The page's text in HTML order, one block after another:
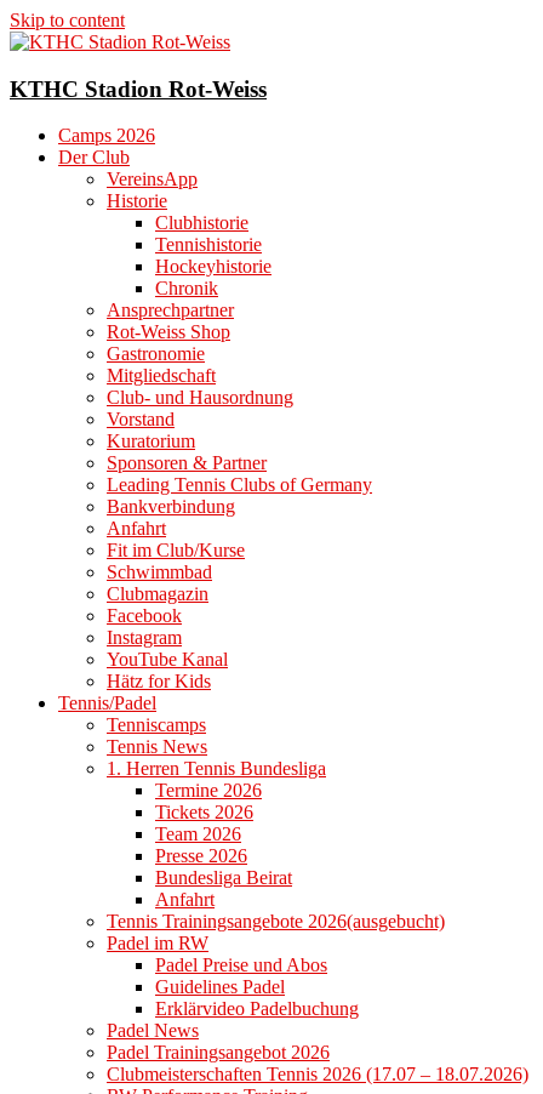
Skip to content
KTHC Stadion Rot-Weiss
Camps 2026
Der Club
VereinsApp
Historie
Clubhistorie
Tennishistorie
Hockeyhistorie
Chronik
Ansprechpartner
Rot-Weiss Shop
Gastronomie
Mitgliedschaft
Club- und Hausordnung
Vorstand
Kuratorium
Sponsoren & Partner
Leading Tennis Clubs of Germany
Bankverbindung
Anfahrt
Fit im Club/Kurse
Schwimmbad
Clubmagazin
Facebook
Instagram
YouTube Kanal
Hätz for Kids
Tennis/Padel
Tenniscamps
Tennis News
1. Herren Tennis Bundesliga
Termine 2026
Tickets 2026
Team 2026
Presse 2026
Bundesliga Beirat
Anfahrt
Tennis Trainingsangebote 2026(ausgebucht)
Padel im RW
Padel Preise und Abos
Guidelines Padel
Erklärvideo Padelbuchung
Padel News
Padel Trainingsangebot 2026
Clubmeisterschaften Tennis 2026 (17.07 – 18.07.2026)